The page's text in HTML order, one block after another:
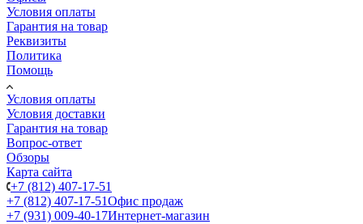
Условия оплаты
Гарантия на товар
Реквизиты
Политика
Помощь
Условия оплаты
Условия доставки
Гарантия на товар
Вопрос-ответ
Обзоры
Карта сайта
+7 (812) 407-17-51
+7 (812) 407-17-51Офис продаж
+7 (931) 009-40-17Интернет-магазин